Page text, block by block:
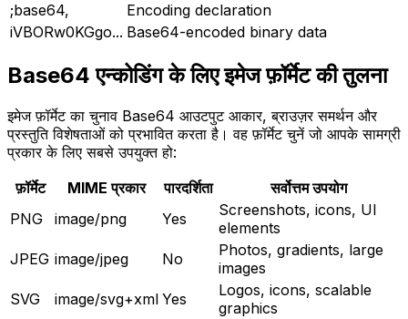
;base64,
Encoding declaration
iVBORw0KGgo... Base64-encoded binary data
Base64 एन्कोडिंग के लिए इमेज फ़ॉर्मेट की तुलना
इमेज फ़ॉर्मेट का चुनाव Base64 आउटपुट आकार, ब्राउज़र समर्थन और
प्रस्तुति विशेषताओं को प्रभावित करता है। वह फ़ॉर्मेट चुनें जो आपके सामग्री
प्रकार के लिए सबसे उपयुक्त हो:
फ़ॉर्मेट
MIME प्रकार पारदर्शिता
सर्वोत्तम उपयोग
PNG
image/png Yes
Screenshots, icons, UI
elements
JPEG image/jpeg No
Photos, gradients, large
images
SVG
image/svg+xml Yes
Logos, icons, scalable
graphics